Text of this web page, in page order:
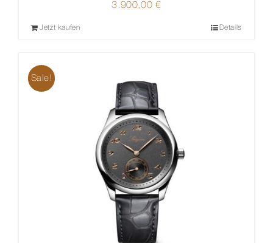
3.900,00€
Jetzt kaufen Details
Sale!